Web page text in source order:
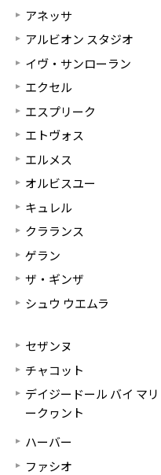
アネッサ
アルビオン スタジオ
イヴ・サンローラン
エクセル
エスプリーク
エトヴォス
エルメス
オルビスユー
キュレル
クラランス
ゲラン
ザ・ギンザ
シュウ ウエムラ
セザンヌ
チャコット
デイジードール バイ マリ
ークヮント
ハーバー
ファシオ